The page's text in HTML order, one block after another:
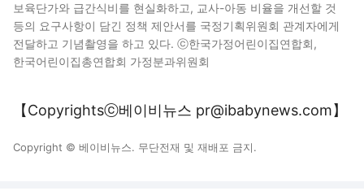
보육단가와 급간식비를 현실화하고, 교사-아동 비율을 개선할 것
등의 요구사항이 담긴 정책 제안서를 국정기획위원회 관계자에게
전달하고 기념촬영을 하고 있다. ⓒ한국가정어린이집연합회,
한국어린이집총연합회 가정분과위원회
【Copyrightsⓒ베이비뉴스 pr@ibabynews.com】
Copyright © 베이비뉴스. 무단전재 및 재배포 금지.